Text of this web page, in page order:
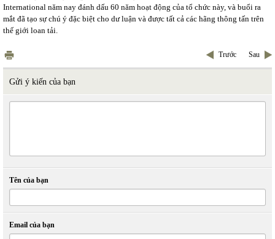
International năm nay đánh dấu 60 năm hoạt động của tổ chức này, và buổi ra
mắt đã tạo sự chú ý đặc biệt cho dư luận và được tất cả các hãng thông tấn trên
thế giới loan tải.
Trước Sau
Gửi ý kiến của bạn
Tên của bạn
Email của bạn